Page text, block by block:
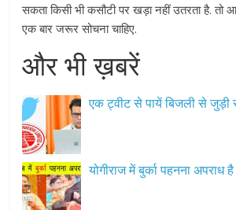
सकता किसी भी कसौटी पर खड़ा नहीं उतरता है. तो
एक बार जरूर सोचना चाहिए.
और भी ख़बरें
एक ट्वीट से पायें बिजली से जुड़ी
योगीराज में बुर्का पहनना अपराध है